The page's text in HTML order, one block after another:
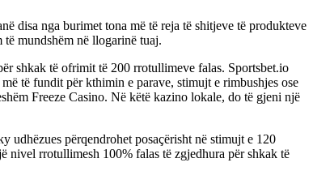
disa nga burimet tona më të reja të shitjeve të produkteve
mundshëm në llogarinë tuaj.
shkak të ofrimit të 200 rrotullimeve falas. Sportsbet.io
të fundit për kthimin e parave, stimujt e rimbushjes ose
Freeze Casino. Në këtë kazino lokale, do të gjeni një
udhëzues përqendrohet posaçërisht në stimujt e 120
nivel rrotullimesh 100% falas të zgjedhura për shkak të